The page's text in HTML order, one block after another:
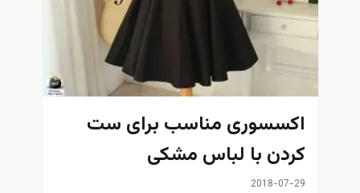
اکسسوری مناسب برای ست
کردن با لباس مشکی
2018-07-29